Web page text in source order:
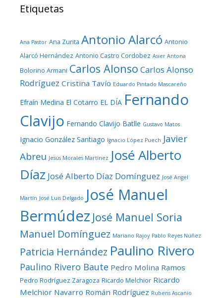
Etiquetas
Ana Pastor Ana Zurita Antonio Alarcó Antonio
Alarcó Hernández Antonio Castro Cordobez Asier Antona
Bolorino Armani Carlos Alonso Carlos Alonso
Rodríguez Cristina Tavío Eduardo Pintado Mascareño
Efraín Medina El Cotarro EL DÍA Fernando
Clavijo Fernando Clavijo Batlle Gustavo Matos
Ignacio González Santiago Ignacio López Puech Javier
Abreu Jesús Morales Martínez José Alberto
Díaz José Alberto Díaz Domínguez José Angel
Martín José Luis Delgado José Manuel
Bermúdez José Manuel Soria
Manuel Domínguez Mariano Rajoy Pablo Reyes Núñez
Patricia Hernández Paulino Rivero
Paulino Rivero Baute Pedro Molina Ramos
Pedro Rodríguez Zaragoza Ricardo Melchior Ricardo
Melchior Navarro Román Rodríguez Rubens Ascanio